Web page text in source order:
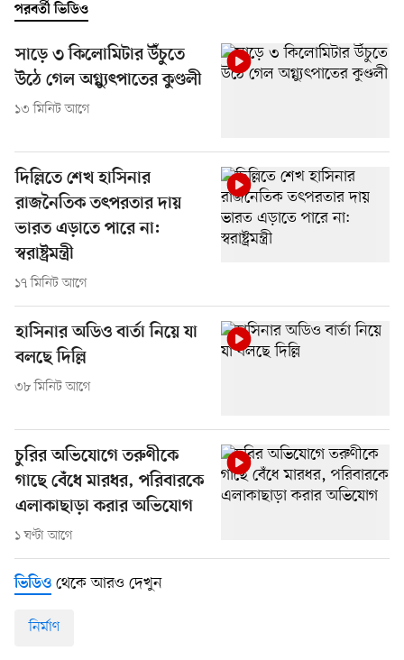
পরবর্তী ভিডিও
সাড়ে ৩ কিলোমিটার উঁচুতে
উঠে গেল অগ্ন্যুৎপাতের কুণ্ডলী
১৩ মিনিট আগে
দিল্লিতে শেখ হাসিনার
রাজনৈতিক তৎপরতার দায়
ভারত এড়াতে পারে না:
স্বরাষ্ট্রমন্ত্রী
১৭ মিনিট আগে
হাসিনার অডিও বার্তা নিয়ে যা
বলছে দিল্লি
৩৮ মিনিট আগে
চুরির অভিযোগে তরুণীকে
গাছে বেঁধে মারধর, পরিবারকে
এলাকাছাড়া করার অভিযোগ
১ ঘণ্টা আগে
ভিডিও থেকে আরও দেখুন
নির্মাণ